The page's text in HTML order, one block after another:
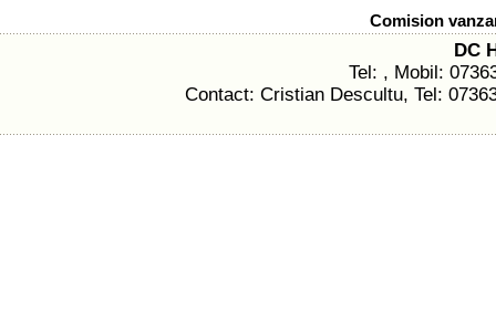
Comision
DC
Tel: , Mobil:
Contact: Cristian Descultu, Tel: